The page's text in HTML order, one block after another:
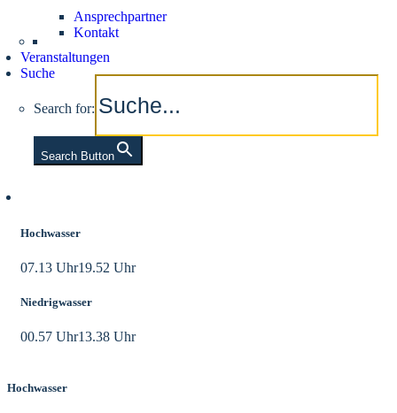
Ansprechpartner
Kontakt
Veranstaltungen
Suche
Search for:
Search Button
Hochwasser
07.13 Uhr19.52 Uhr
Niedrigwasser
00.57 Uhr13.38 Uhr
Hochwasser